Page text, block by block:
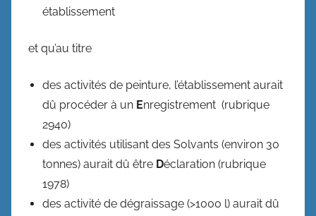
établissement
et qu’au titre
des activités de peinture, l’établissement aurait
dû procéder à un Enregistrement (rubrique
2940)
des activités utilisant des Solvants (environ 30
tonnes) aurait dû être Déclaration (rubrique
1978)
des activité de dégraissage (>1000 l) aurait dû